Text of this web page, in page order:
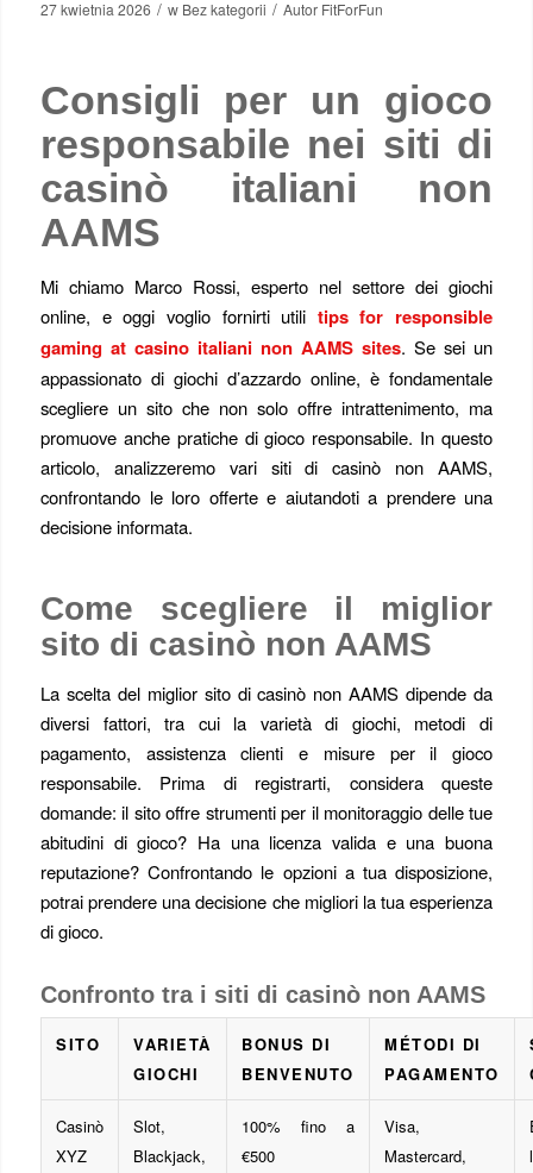
27 kwietnia 2026 / w Bez kategorii / Autor FitForFun
Consigli per un gioco
responsabile nei siti di
casinò italiani non
AAMS
Mi chiamo Marco Rossi, esperto nel settore dei giochi
online, e oggi voglio fornirti utili tips for responsible
gaming at casino italiani non AAMS sites. Se sei un
appassionato di giochi d’azzardo online, è fondamentale
scegliere un sito che non solo offre intrattenimento, ma
promuove anche pratiche di gioco responsabile. In questo
articolo, analizzeremo vari siti di casinò non AAMS,
confrontando le loro offerte e aiutandoti a prendere una
decisione informata.
Come scegliere il miglior
sito di casinò non AAMS
La scelta del miglior sito di casinò non AAMS dipende da
diversi fattori, tra cui la varietà di giochi, metodi di
pagamento, assistenza clienti e misure per il gioco
responsabile. Prima di registrarti, considera queste
domande: il sito offre strumenti per il monitoraggio delle tue
abitudini di gioco? Ha una licenza valida e una buona
reputazione? Confrontando le opzioni a tua disposizione,
potrai prendere una decisione che migliori la tua esperienza
di gioco.
Confronto tra i siti di casinò non AAMS
SITO
VARIETÀ
GIOCHI
BONUS DI
BENVENUTO
MÉTODI DI
PAGAMENTO
Casinò
XYZ
Slot,
Blackjack,
100% fino a
€500
Visa,
Mastercard,